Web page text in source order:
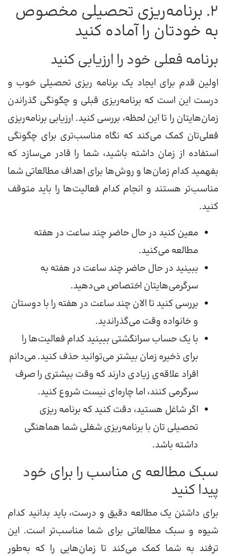
2. برنامه‌‌ریزی تحصیلی مخصوص
به خودتان را آماده کنید
برنامه فعلی خود را ارزیابی کنید
اولین قدم برای ایجاد یک برنامه ریزی تحصیلی خوب و
درست این است که برنامه‌ریزی قبلی و چگونگی گذراندن
زمان‌هایتان را تا این لحظه، بررسی کنید. ارزیابی برنامه‌ریزی
فعلی‌تان کمک می‌کند که نگاه مناسب‌تری برای چگونگی
استفاده از زمان داشته باشید، شما را قادر می‌سازد که
بفهمید کدام زمان‌ها و روش‌ها برای اهداف مطالعاتی شما
مناسب‌تر هستند و انجام کدام فعالیت‌ها را باید متوقف
کنید.
معین کنید در حال حاضر چند ساعت در هفته
مطالعه می‌کنید.
ببینید در حال حاضر چند ساعت در هفته به
سرگرمی‌هایتان اختصاص می‌دهید.
بررسی کنید تا الان چند ساعت در هفته را با دوستان
و خانواده وقت می‌گذراندید.
با یک حساب سرانگشتی ببینید کدام فعالیت‌ها را
برای ذخیره زمان بیشتر می‌توانید حذف کنید. می‌دانم
افراد علاقه‌ی زیادی دارند که وقت بیشتری را صرف
سرگرمی کنند، اما چاره‌ای نیست شروع کنید.
اگر شاغل هستید، دقت کنید که برنامه ریزی
تحصیلی‌ تان با برنامه‌ریزی شغلی شما هماهنگی
داشته باشد.
سبک مطالعه‌ ی مناسب‌ را برای خود
پیدا کنید
برای داشتن یک مطالعه دقیق و درست، باید بدانید کدام
شیوه و سبک مطالعاتی برای شما مناسب‌تر است. این
ترفند به شما کمک می‌کند تا زمان‌هایی را که به‌طور